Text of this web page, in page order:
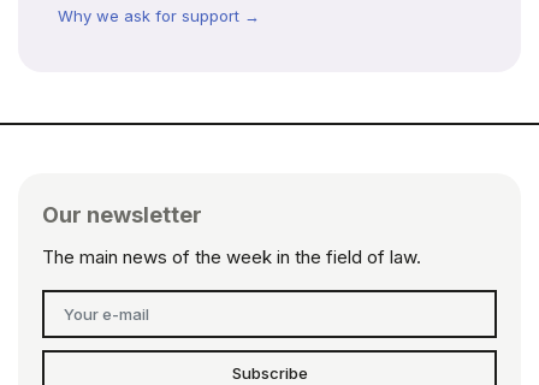
Why we ask for support →
Our newsletter
The main news of the week in the field of law.
Subscribe